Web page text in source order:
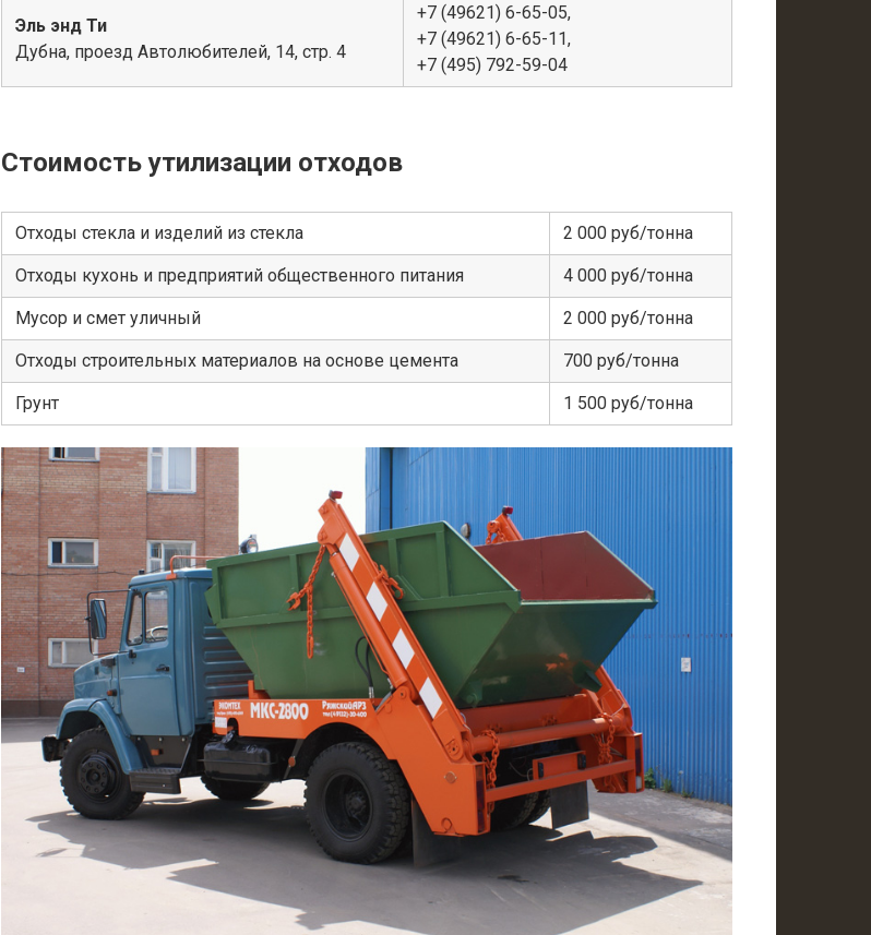
Эль энд Ти
Дубна, проезд Автолюбителей, 14, стр. 4
+7 (49621) 6-65-05,
+7 (49621) 6-65-11,
+7 (495) 792-59-04
Стоимость утилизации отходов
Отходы стекла и изделий из стекла 2 000 руб/тонна
Отходы кухонь и предприятий общественного питания 4 000 руб/тонна
Мусор и смет уличный 2 000 руб/тонна
Отходы строительных материалов на основе цемента 700 руб/тонна
Грунт 1 500 руб/тонна